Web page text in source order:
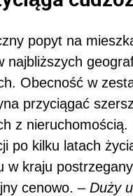
popyt na
najbliższych
Obecność w
przyciągać
z
po kilku latach
w kraju
cenowo. – Duży